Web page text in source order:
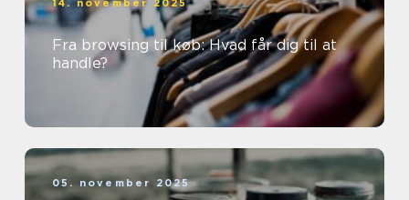
Fra browsing til køb: Hvad får dig til at
handle?
05. november 2025